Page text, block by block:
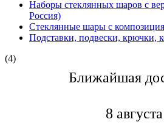
Наборы стеклянных шаров с
Россия)
Стеклянные шары с
Подставки, подвески, крючки,
(4)
Ближайшая
8 августа